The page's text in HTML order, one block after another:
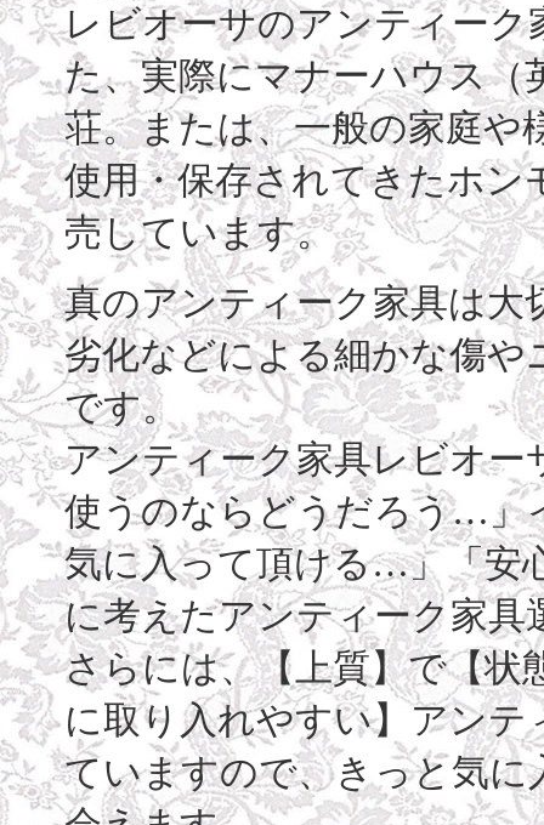
レビオーサのアンティーク
た、実際にマナーハウス（
荘。または、一般の家庭や
使用・保存されてきたホ
売しています。
真のアンティーク家具は大
劣化などによる細かな傷
です。
アンティーク家具レビオー
使うのならどうだろう…」
気に入って頂ける…」「安
に考えたアンティーク家具
さらには、【上質】で【状
に取り入れやすい】アン
ていますので、きっと気